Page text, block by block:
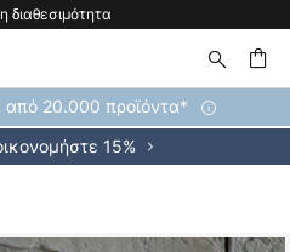
διαθεσιμότητα
από 20.000 προϊόντα*
15%